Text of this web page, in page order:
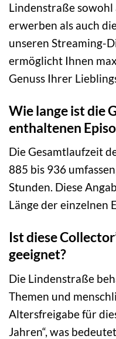
Lindenstraße sowohl
erwerben als auch
unseren Streaming-
ermöglicht Ihnen
Genuss Ihrer
Wie lange ist die
enthaltenen
Die Gesamtlaufzeit
885 bis 936
Stunden. Diese
Länge der einzelnen
Ist diese
geeignet?
Die Lindenstraße
Themen und
Altersfreigabe für
Jahren“, was